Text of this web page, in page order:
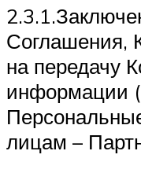
Соглашения,
на передачу
информации
лицам –